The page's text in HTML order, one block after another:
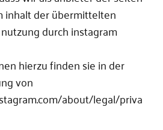
inhalt der übermittelten
durch instagram
hierzu finden sie in der
von
about/legal/priva